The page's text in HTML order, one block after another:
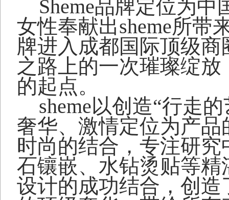
Sheme品牌定位为中
女性奉献出sheme所带
牌进入成都国际顶级
之路上的一次璀璨绽
的起点。
sheme以创造“行走
奢华、激情定位为产
时尚的结合，专注研
石镶嵌、水钻烫贴等
设计的成功结合，创造